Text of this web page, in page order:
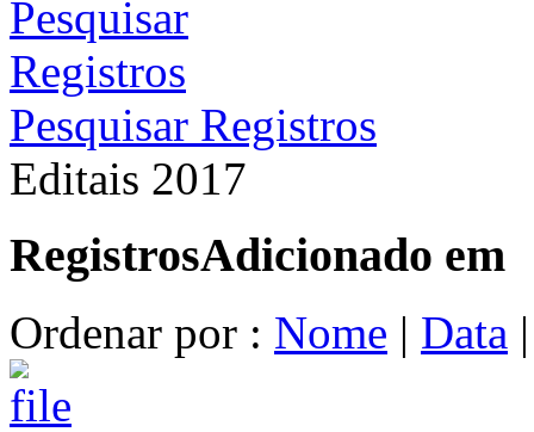
Pesquisar Registros
Editais 2017
RegistrosAdicionado em
Ordenar por : Nome | Data